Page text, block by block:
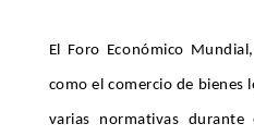
El Foro Económico
como el comercio de bienes
varias normativas